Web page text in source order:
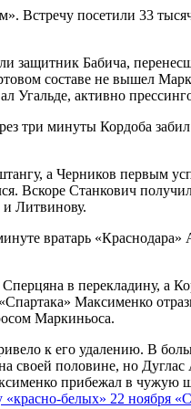
Встречу посетили 33
защитник Бабича,
составе не вышел
Угальде, активно
три минуты Кордоба
а Черников первым
Вскоре Станкович
и Литвинову.
вратарь «Краснодара»
в перекладину, а
Максименко
Маркиньоса.
к его удалению. В
своей половине, но Дуглас
прибежал в чужую
«красно-белых» 22 ноября